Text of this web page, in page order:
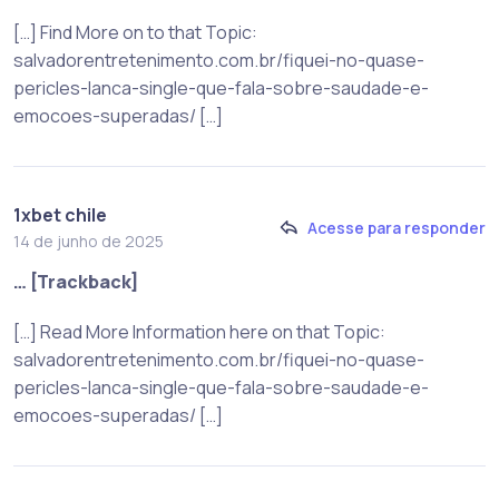
[…] Find More on to that Topic:
salvadorentretenimento.com.br/fiquei-no-quase-
pericles-lanca-single-que-fala-sobre-saudade-e-
emocoes-superadas/ […]
1xbet chile
14 de junho de 2025
Acesse para responder
… [Trackback]
[…] Read More Information here on that Topic:
salvadorentretenimento.com.br/fiquei-no-quase-
pericles-lanca-single-que-fala-sobre-saudade-e-
emocoes-superadas/ […]